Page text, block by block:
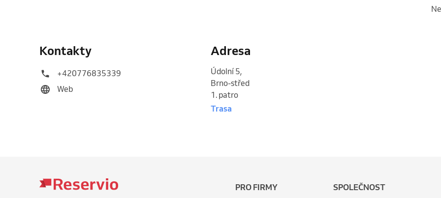
Kontakty
+420776835339
Web
Adresa
Údolní 5,
Brno-střed
1. patro
Trasa
PRO FIRMY SPOLEČNOST